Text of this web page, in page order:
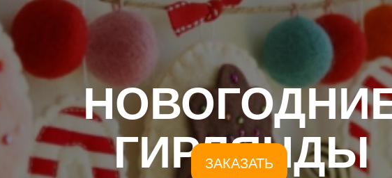
ГИРЛЯНДЫ
ЗАКАЗАТЬ